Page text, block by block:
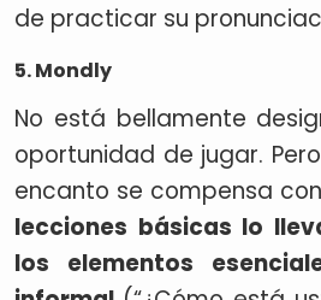
de practicar su
5. Mondly
No está bellamente
oportunidad de jugar.
encanto se compensa
lecciones básicas lo
los elementos